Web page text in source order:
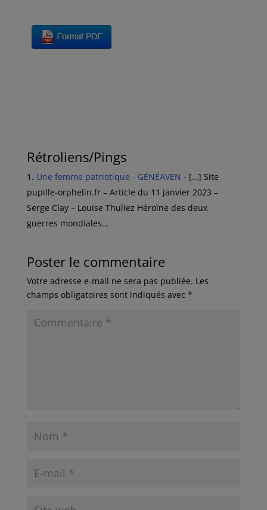
Rétroliens/Pings
Une femme patriotique - GÉNÉAVEN - […] Site
pupille-orphelin.fr – Article du 11 janvier 2023 –
Serge Clay – Louise Thuliez Héroïne des deux
guerres mondiales…
Poster le commentaire
Votre adresse e-mail ne sera pas publiée. Les
champs obligatoires sont indiqués avec *